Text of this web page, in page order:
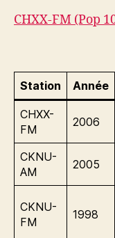
CHXX-FM (Pop
Station Année
CHXX-
FM
2006
CKNU-
AM
2005
CKNU-
FM
1998